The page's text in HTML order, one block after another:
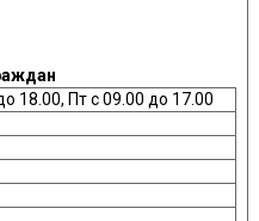
18.00, Пт с 09.00 до 17.00